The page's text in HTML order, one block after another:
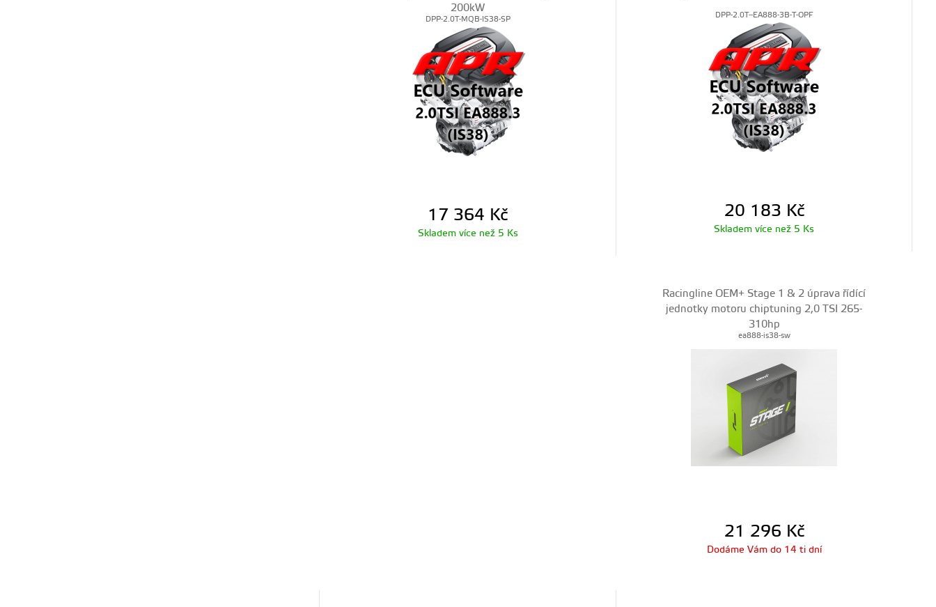
200kW
DPP-2.0T-MQB-IS38-SP
17 364 Kč
Skladem více než 5 Ks
DPP-2.0T--EA888-3B-T-OPF
20 183 Kč
Skladem více než 5 Ks
Racingline OEM+ Stage 1 & 2 úprava řídící
jednotky motoru chiptuning 2,0 TSI 265-
310hp
ea888-is38-sw
21 296 Kč
Dodáme Vám do 14 ti dní